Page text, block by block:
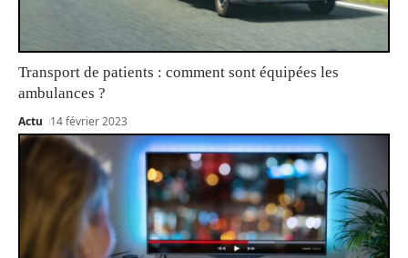
Transport de patients : comment sont équipées les
ambulances ?
Actu 14 février 2023